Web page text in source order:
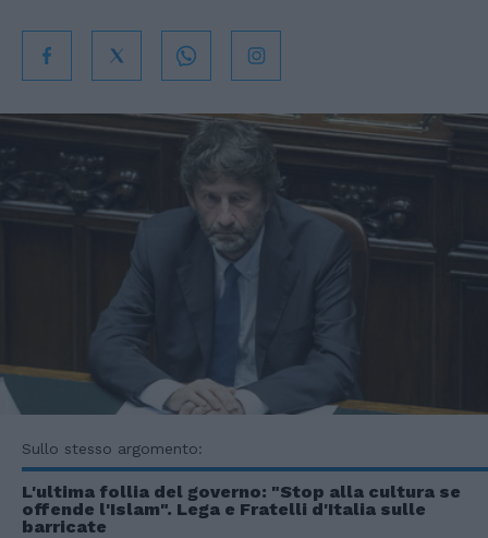
Sullo stesso argomento:
L'ultima follia del governo: "Stop alla cultura se
offende l'Islam". Lega e Fratelli d'Italia sulle
barricate